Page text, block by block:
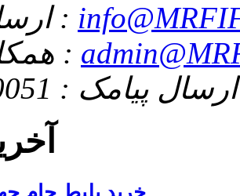
ارسال ایمیل :
همکاری با ما :
ارسال پیامک : 5000100051